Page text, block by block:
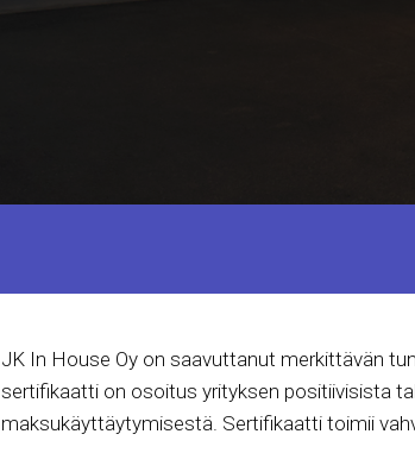
JK In House Oy on saavuttanut merkittävän
sertifikaatti on osoitus yrityksen positiivisista
maksukäyttäytymisestä. Sertifikaatti toimii